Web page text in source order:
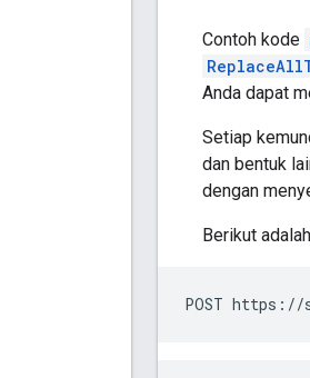
Contoh kode
Anda dapat
Setiap
dan bentuk
dengan
Berikut
POST https://